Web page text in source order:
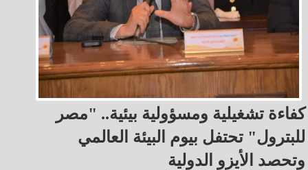
كفاءة تشغيلية ومسؤولية بيئية.. "مصر
للبترول" تحتفل بيوم البيئة العالمي
وتحصد الأيزو الدولية